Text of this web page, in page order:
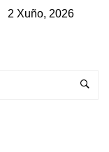
2 Xuño, 2026